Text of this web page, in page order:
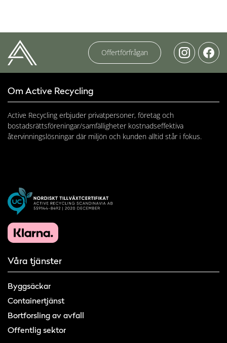
Offertförfrågan
Om Active Recycling
Active Recycling erbjuder privatpersoner, företag och
bostadsrättsföreningar/samfälligheter kostnadseffektiva
återvinningslösningar där miljön och kunden alltid står i fokus.
Våra tjänster
Byggsäckar
Containertjänst
Bortforsling av avfall
Offentlig sektor